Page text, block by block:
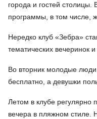
города и гостей столицы.
программы, в том числе,
Нередко клуб «Зебра»
тематических вечеринок
Во вторник молодые
бесплатно, а девушки
Летом в клубе регулярно
вечера в пляжном стиле.